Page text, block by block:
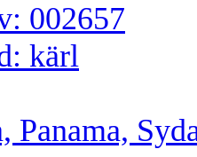
002657
kärl
Panama,